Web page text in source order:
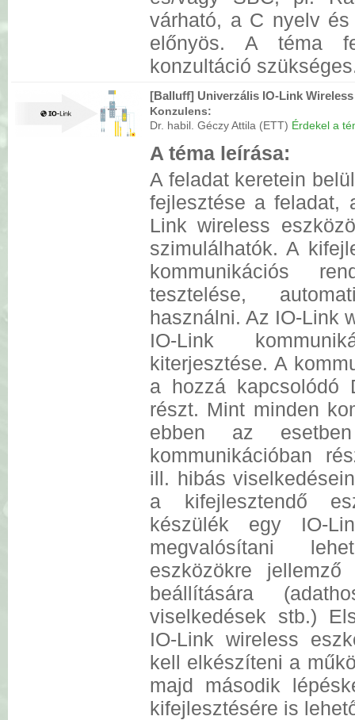
várható, a C nyelv
előnyös. A téma
konzultáció
[Balluff] Univerzális IO-Link
Konzulens:
Dr. habil. Géczy Attila (ETT) Érdekel a
A téma leírása:
A feladat keretein
fejlesztése a feladat,
Link wireless
szimulálhatók. A
kommunikációs
tesztelése,
használni. Az IO-Link
IO-Link
kiterjesztése. A
a hozzá kapcsolódó
részt. Mint minden
ebben az
kommunikációban
ill. hibás
a kifejlesztendő
készülék egy IO-
megvalósítani
eszközökre
beállítására
viselkedések stb.)
IO-Link wireless
kell elkészíteni a
majd második
kifejlesztésére is